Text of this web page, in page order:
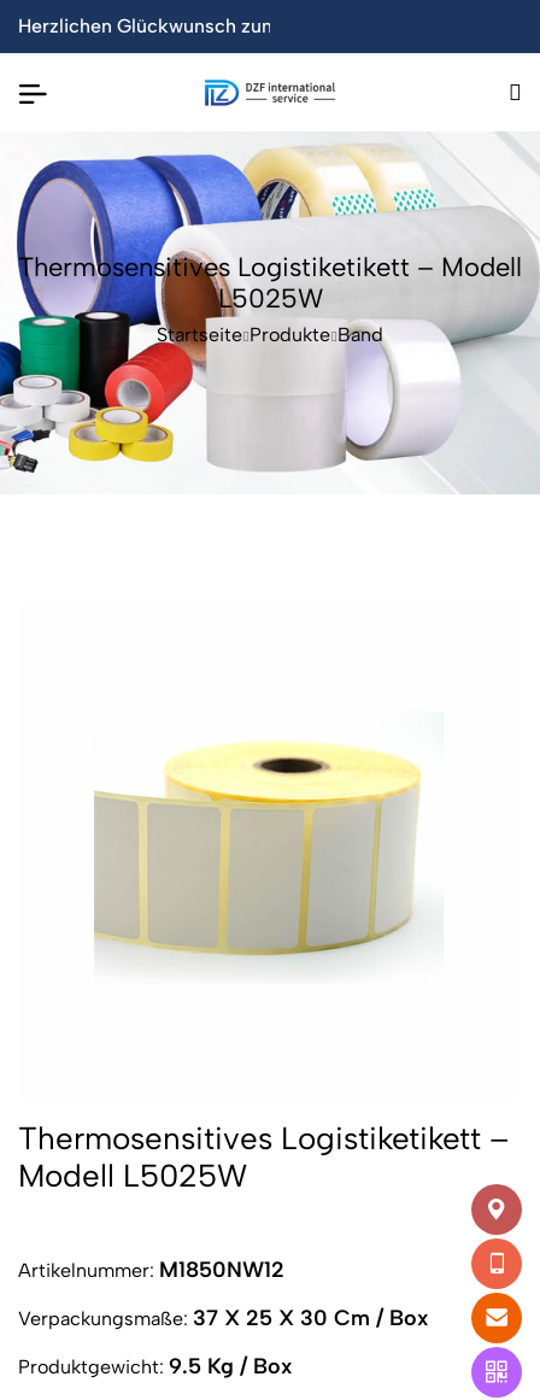
Markt gebracht!
Tisch senkt um 50%
Herzlichen Glückwunsch zum erfolgreichen Launch der
Thermosensitives Logistiketikett – Modell
L5025W
Startseite Produkte Band
Thermosensitives Logistiketikett –
Modell L5025W
Artikelnummer: M1850NW12
Verpackungsmaße: 37 X 25 X 30 Cm / Box
Produktgewicht: 9.5 Kg / Box